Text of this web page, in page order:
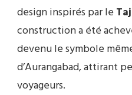
design inspirés par le
construction a été
devenu le symbole
d’Aurangabad, attirant
voyageurs.